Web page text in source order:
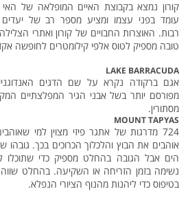
הכפתור
קורון נמצא בקבוצת האיים המופלאה של
עומד בפני עצמו ומציע מספר רב של
רבות. האוצרות החבויים של קורון ואתרי
טובה מספיק לטוס אלפי קילומטרים לחופשה
LAKE BARRACUDA
אגם ברקודה נקרא על שם הדגים
מפורסם יותר בשל אבני הגיר המפלצתיים
מסתורין.
MOUNT TAPYAS
724 מדרגות של אתגר פיזי מצוין למי
הים אבל הגובה בהחלט מספיק כדי שתוכלו
נשימה בזמן הזריחה או השקיעה. בהחלט
בטיפוס כדי ליהנות מהנוף הציורי הנפלא.